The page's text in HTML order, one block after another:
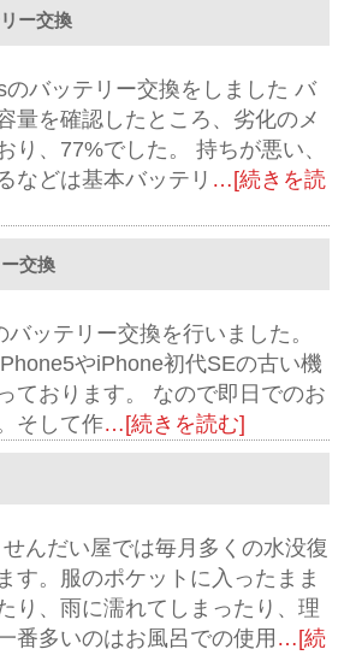
ー交換
のバッテリー交換をしました バ
量を確認したところ、劣化のメ
り、77%でした。 持ちが悪い、
などは基本バッテリ …[続きを読
交換
ッテリー交換を行いました。
やiPhone初代SEの古い機
ております。 なので即日でのお
そして作…[続きを読む]
んだい屋では毎月多くの水没復
す。服のポケットに入ったまま
り、雨に濡れてしまったり、理
番多いのはお風呂での使用 …[続